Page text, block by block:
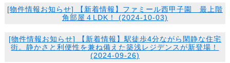
[物件情報お知らせ] 【新着情報】ファミール西甲子園 最上階
角部屋４LDK！ (2024-10-03)
[物件情報お知らせ] 【新着情報】駅徒歩4分ながら閑静な住宅
街。静かさと利便性を兼ね備えた築浅レジデンスが新登場！
(2024-09-26)